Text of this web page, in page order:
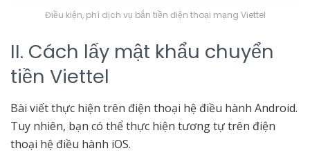
Điều kiện, phí dịch vụ bắn tiền điện thoại mạng Viettel
II. Cách lấy mật khẩu chuyển
tiền Viettel
Bài viết thực hiện trên điện thoại hệ điều hành Android.
Tuy nhiên, bạn có thể thực hiện tương tự trên điện
thoại hệ điều hành iOS.